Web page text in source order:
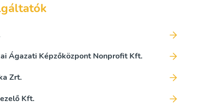
Ágazati Képzőközpont Nonprofit Kft.
Zrt.
Kft.